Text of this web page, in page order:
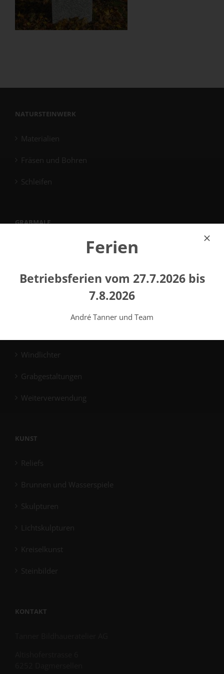
NATURSTEINWERK
Materialien
Fräsen und Bohren
Schleifen
GRABMALE
Gemeinschaftsgrabmale
Windlichter
Grabgestaltungen
Weiterverwendung
KUNST
Reliefs
Brunnen und Wasserspiele
Skulpturen
Lichtskulpturen
Kreiselkunst
Steinbilder
KONTAKT
Ferien
Betriebsferien vom 27.7.2026 bis
7.8.2026
André Tanner und Team